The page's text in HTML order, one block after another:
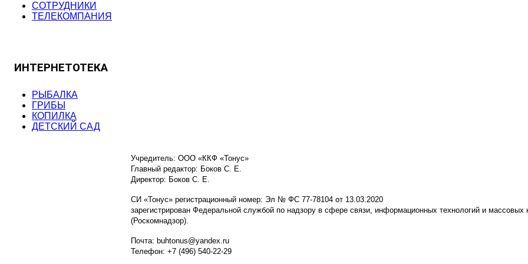
СОТРУДНИКИ
ТЕЛЕКОМПАНИЯ
ИНТЕРНЕТОТЕКА
РЫБАЛКА
ГРИБЫ
КОПИЛКА
ДЕТСКИЙ САД
Учредитель: ООО «ККФ «Тонус»
Главный редактор: Боков С. Е.
Директор: Боков С. Е.
СИ «Тонус» регистрационный номер: Эл № ФС 77-78104 от 13.03.2020
зарегистрирован Федеральной службой по надзору в сфере связи, информационных технологий и массовых
(Роскомнадзор).
Почта: buhtonus@yandex.ru
Телефон: +7 (496) 540-22-29